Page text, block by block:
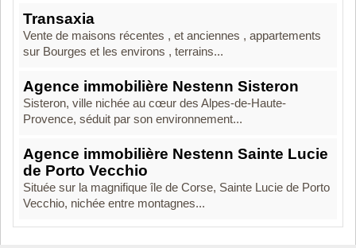
Transaxia
Vente de maisons récentes , et anciennes , appartements
sur Bourges et les environs , terrains...
Agence immobilière Nestenn Sisteron
Sisteron, ville nichée au cœur des Alpes-de-Haute-
Provence, séduit par son environnement...
Agence immobilière Nestenn Sainte Lucie
de Porto Vecchio
Située sur la magnifique île de Corse, Sainte Lucie de Porto
Vecchio, nichée entre montagnes...